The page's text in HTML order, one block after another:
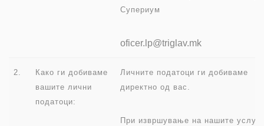
Супериум
oficer.lp@triglav.mk
2.
Како ги добиваме
вашите лични
податоци:
Личните податоци ги добиваме
директно од вас.
При извршување на нашите